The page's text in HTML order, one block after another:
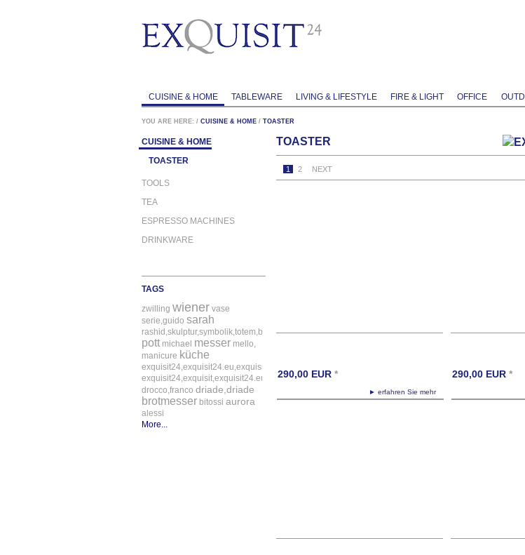
CUISINE & HOME TABLEWARE LIVING & LIFESTYLE FIRE & LIGHT OFFICE
YOU ARE HERE: / CUISINE & HOME / TOASTER
CUISINE & HOME
TOASTER
TOOLS
TEA
ESPRESSO MACHINES
DRINKWARE
TAGS
zwilling wiener vase
serie,guido sarah
rashid,skulptur,symbolik,totem,bitossi
pott michael messer mello,
manicure küche
exquisit24,exquisit24.eu,exquisit24.de,driade,odette,tafelaufsatz,schale,silber
drocco,franco driade,driade
brotmesser bitossi aurora
alessi
More...
TOASTER
1 2 NEXT
► erfahren Sie mehr
290,00 EUR * 290,00 EUR *